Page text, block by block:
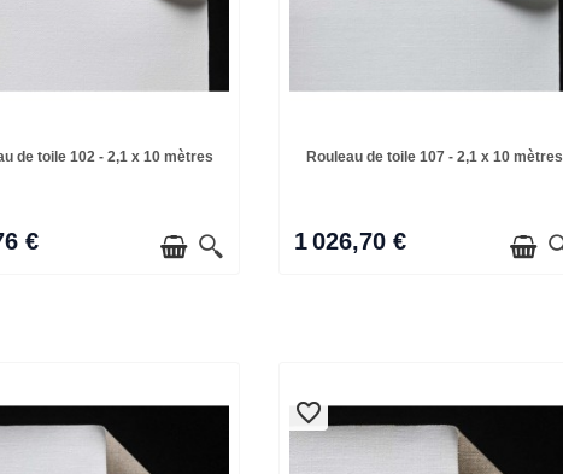
de toile 102 - 2,1 x 10 mètres
€
Rouleau de toile 107 - 2,1 x 10 mètres
1 026,70 €
favorite_border
favorite_border